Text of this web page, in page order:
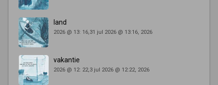
land
2026 @ 13: 16,31 jul 2026 @ 13:16, 2026
vakantie
2026 @ 12: 22,3 jul 2026 @ 12:22, 2026